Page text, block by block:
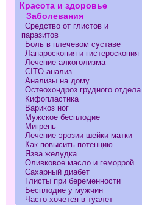
Красота и здоровье
Заболевания
Средство от глистов и
паразитов
Боль в плечевом суставе
Лапароскопия и гистероскопия
Лечение алкоголизма
CITO анализ
Анализы на дому
Остеохондроз грудного отдела
Кифопластика
Варикоз ног
Мужское бесплодие
Мигрень
Лечение эрозии шейки матки
Как повысить потенцию
Язва желудка
Оливковое масло и геморрой
Сахарный диабет
Глисты при беременности
Бесплодие у мужчин
Часто хочется в туалет